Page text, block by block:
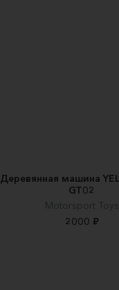
Деревянная машина
GT02
Motorsport Toys
2000 ₽